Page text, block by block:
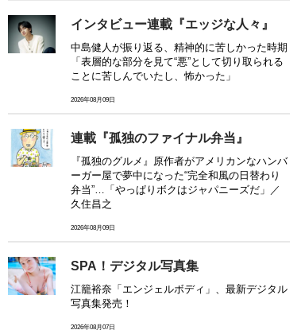
インタビュー連載『エッジな人々』
中島健人が振り返る、精神的に苦しかった時期
「表層的な部分を見て“悪”として切り取られる
ことに苦しんでいたし、怖かった」
2026年08月09日
連載『孤独のファイナル弁当』
『孤独のグルメ』原作者がアメリカンなハンバ
ーガー屋で夢中になった“完全和風の日替わり
弁当”…「やっぱりボクはジャパニーズだ」／
久住昌之
2026年08月09日
SPA！デジタル写真集
江籠裕奈「エンジェルボディ」、最新デジタル
写真集発売！
2026年08月07日